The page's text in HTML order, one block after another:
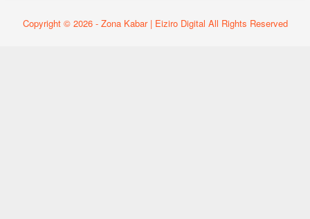
Copyright © 2026 - Zona Kabar | Eiziro Digital All Rights Reserved